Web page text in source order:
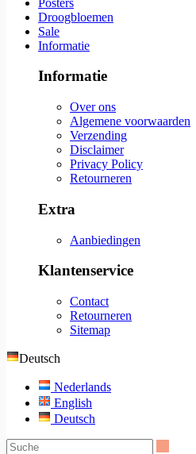
Droogbloemen
Sale
Informatie
Informatie
Over ons
Algemene voorwaarden
Verzending
Disclaimer
Privacy Policy
Retourneren
Extra
Aanbiedingen
Klantenservice
Contact
Retourneren
Sitemap
Deutsch
Nederlands
English
Deutsch